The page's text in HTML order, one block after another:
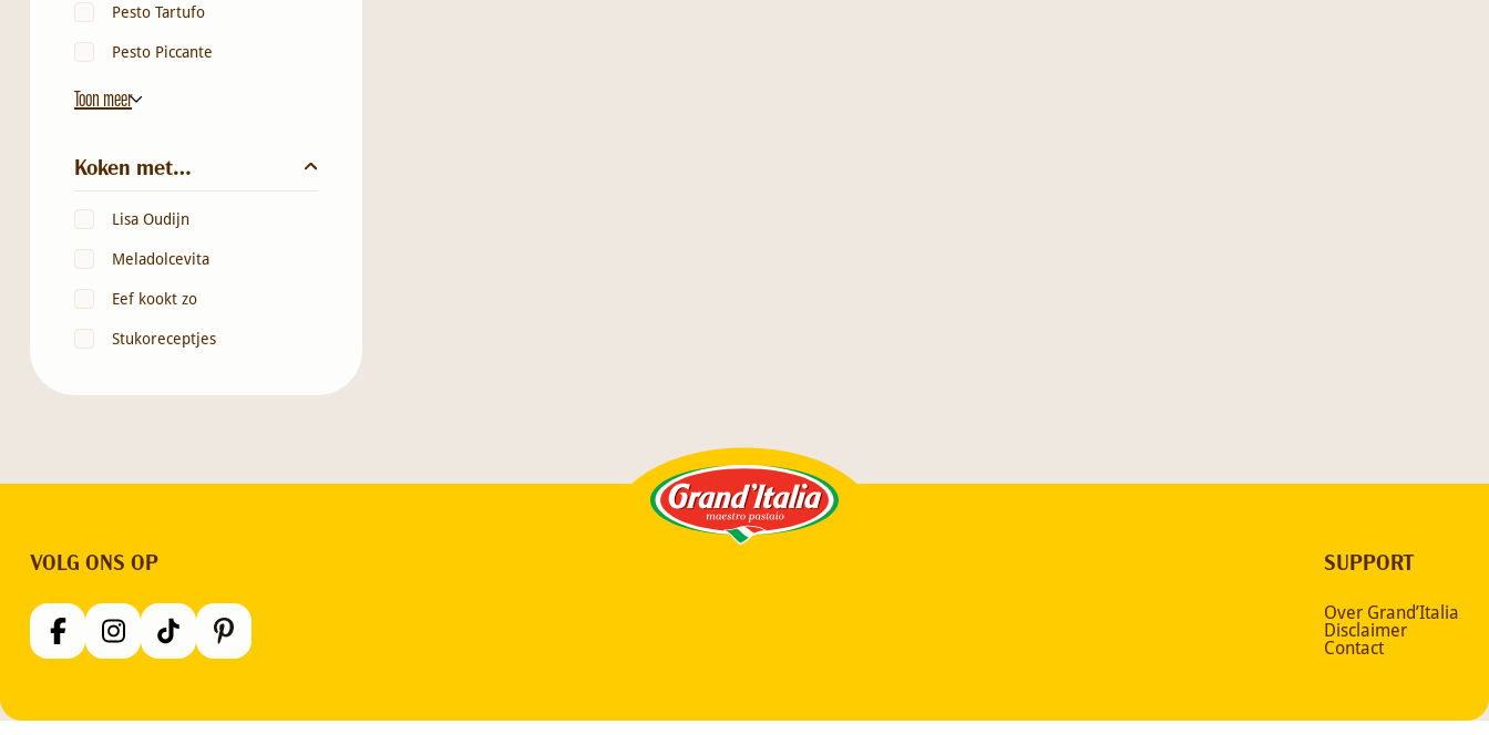
Pesto Tartufo
Pesto Piccante
Toon meer
Koken met…
Lisa Oudijn
Meladolcevita
Eef kookt zo
Stukoreceptjes
Grand'Italia
VOLG ONS OP SUPPORT
Over Grand’Italia
Disclaimer
Contact